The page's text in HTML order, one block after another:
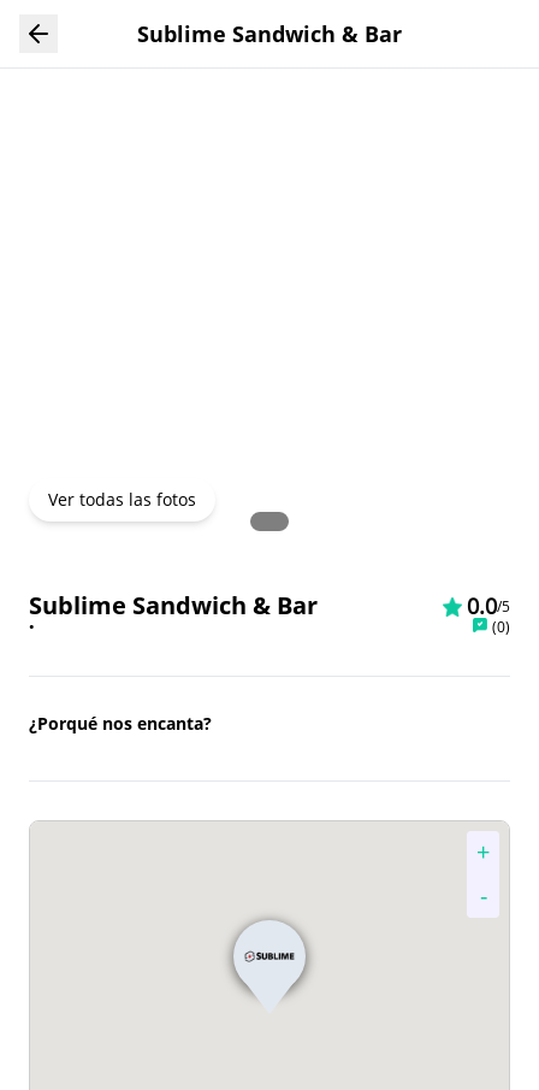
Sublime Sandwich & Bar
Ver todas las fotos
Sublime Sandwich & Bar 0.0/5
•
(0)
¿Porqué nos encanta?
+
-